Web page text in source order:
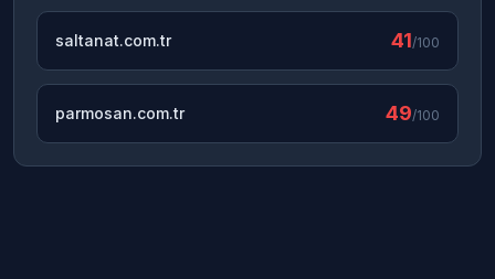
saltanat.com.tr 41/100
parmosan.com.tr 49/100